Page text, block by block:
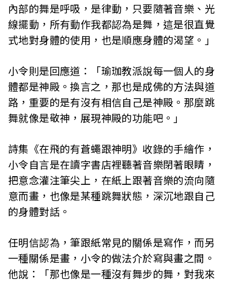
內部的舞是呼吸，是律動，只要隨著音樂、光
線擺動，所有動作我都認為是舞，這是很直覺
式地對身體的使用，也是順應身體的渴望。」
小令則是回應道：「瑜珈教派說每一個人的身
體都是神殿。換言之，那也是成佛的方法與道
路，重要的是有沒有相信自己是神殿。那麼跳
舞就像是敬神，展現神殿的功能吧。」
詩集《在飛的有蒼蠅跟神明》收錄的手繪作，
小令自言是在讀字書店裡聽著音樂閉著眼睛，
把意念灌注筆尖上，在紙上跟著音樂的流向隨
意而畫，也像是某種跳舞狀態，深沉地跟自己
的身體對話。
任明信認為，筆跟紙常見的關係是寫作，而另
一種關係是畫，小令的做法介於寫與畫之間。
他說：「那也像是一種沒有舞步的舞，對我來